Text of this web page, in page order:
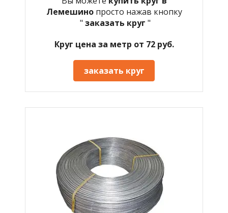
Лемешино просто нажав кнопку
" заказать круг "
Круг цена за метр от 72 руб.
заказать круг